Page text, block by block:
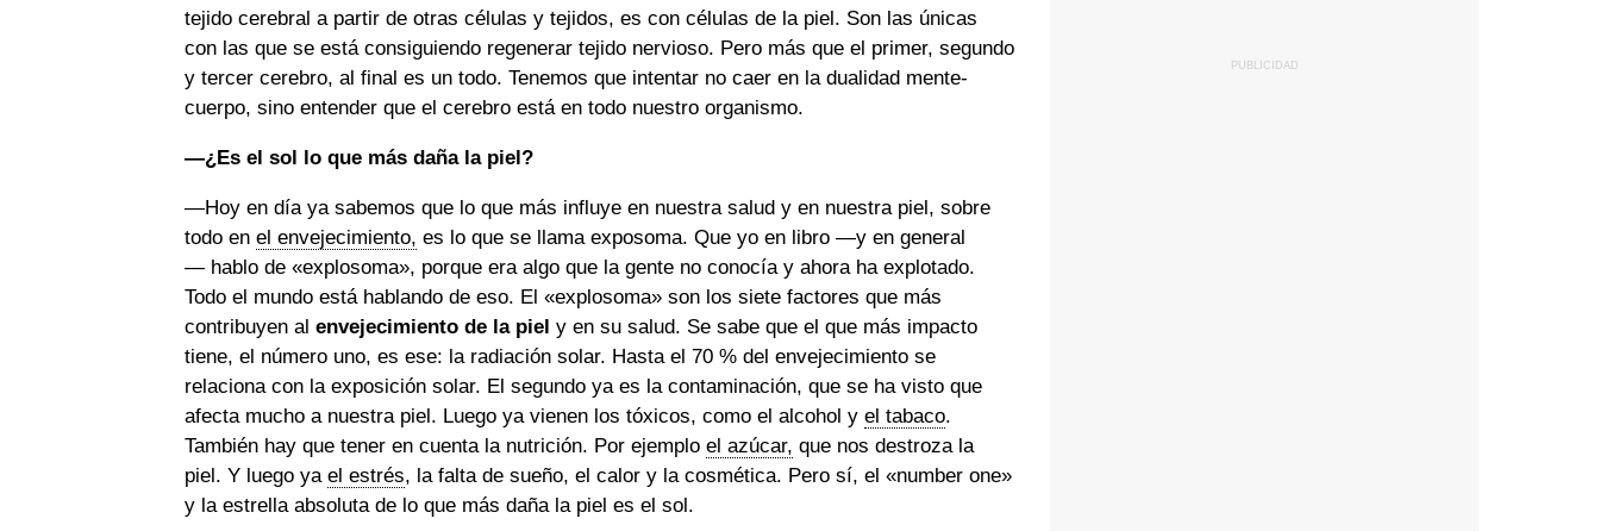
tejido cerebral a partir de otras células y tejidos, es con células de la piel. Son las únicas
con las que se está consiguiendo regenerar tejido nervioso. Pero más que el primer, segundo
y tercer cerebro, al final es un todo. Tenemos que intentar no caer en la dualidad mente-
cuerpo, sino entender que el cerebro está en todo nuestro organismo.
—¿Es el sol lo que más daña la piel?
—Hoy en día ya sabemos que lo que más influye en nuestra salud y en nuestra piel, sobre
todo en el envejecimiento, es lo que se llama exposoma. Que yo en libro —y en general
— hablo de «explosoma», porque era algo que la gente no conocía y ahora ha explotado.
Todo el mundo está hablando de eso. El «explosoma» son los siete factores que más
contribuyen al envejecimiento de la piel y en su salud. Se sabe que el que más impacto
tiene, el número uno, es ese: la radiación solar. Hasta el 70 % del envejecimiento se
relaciona con la exposición solar. El segundo ya es la contaminación, que se ha visto que
afecta mucho a nuestra piel. Luego ya vienen los tóxicos, como el alcohol y el tabaco.
También hay que tener en cuenta la nutrición. Por ejemplo el azúcar, que nos destroza la
piel. Y luego ya el estrés, la falta de sueño, el calor y la cosmética. Pero sí, el «number one»
y la estrella absoluta de lo que más daña la piel es el sol.